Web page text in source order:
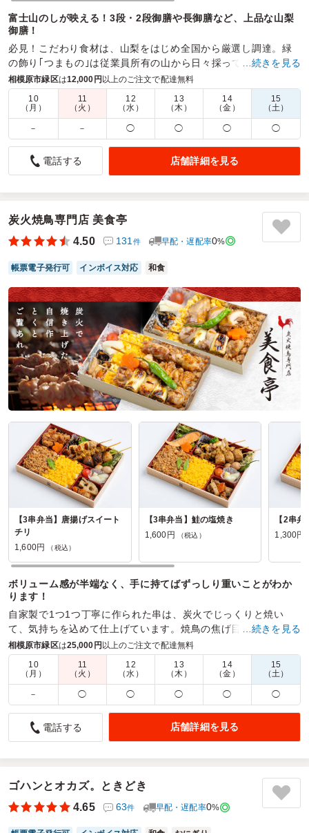
富士山のしが映える！3段・2段御膳や長御膳など、上品な山梨
御膳！
必見！こだわり食材は、山梨をはじめ全国から厳選し調達。緑
の飾り｢つまもの｣は従業員所有の山から日々採ってきます！
商品数： 30 締切日時： 2日前23:45 価格帯：
配達時間：
9:00～17:00
美味しくて見栄えもよくて大満足です。
5.0 プライベートナース
指定時間に届けて下さり、とてもおいしかったです。
した。山梨が作っていると思うと、野菜や檸檬も美味しく食
参加者の年齢：50代～60代男女比：男女混合
神奈川県相模原市緑区下九沢2022/12/13
やまなし富士の口コミをもっと見る
…続きを見る
相模原市緑区は12,000円以上のご注文で配達無料
10
（月）
11
（火）
12
（水）
13
（木）
14
（金）
15
（土）
－ － ◯ ◯ ◯ ◯
電話する 店舗詳細を見る
炭火焼鳥専門店 美食亭
4.50
131 件 早配・遅配率0%
帳票電子発行可 インボイス対応 和食
【3串弁当】唐揚げスイート
チリ
1,600円
（税込）
【3串弁当】鮭の塩焼き
1,600円
（税込）
【2串
1,300円
ボリューム感が半端なく、手に持てばずっしり重いことがわか
ります！
自家製で1つ1つ丁寧に作られた串は、炭火でじっくりと焼い
て、気持ちを込めて仕上げています。焼鳥の焦げ目もおいしさ
の秘訣です。
商品数： 締切日時： 1日前18:00 価格帯：
1,100円～1,600円
配達時間：
11:30～23:45
豊富なお店から選べて配送も安心
5.0
合わせて選びやすかったです。当日の配送も予定時間どおり
で、受け取りまでとてもスムーズでした。注文から配達まで
安心して任せられるサービスなので、幹事としても使いやす
く、今後も利用したいと思います。
…続きを見る
相模原市緑区は25,000円 以上のご注文で配達無料
10
（月）
11
（火）
12
（水）
13
（木）
14
（金）
15
（土）
－ ◯ ◯ ◯ ◯ ◯
電話する 店舗詳細を見る
ゴハンとオカズ。ときどき
4.65
63件 早配・遅配率0%